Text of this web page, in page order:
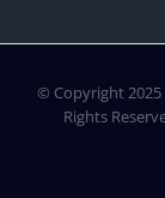
© Copyright 2025
Rights